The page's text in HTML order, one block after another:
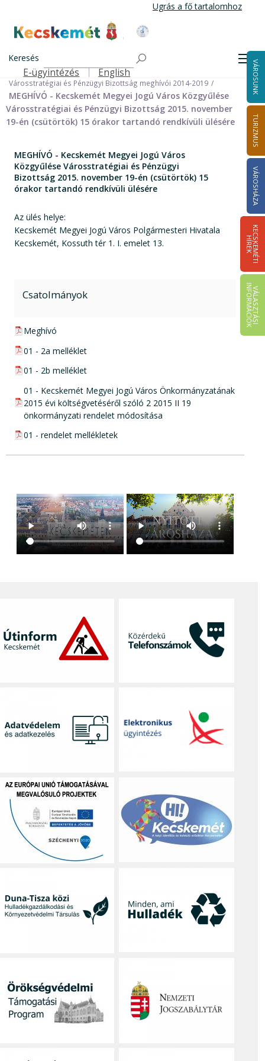
tartalomra
Ugrás a fő tartalomhoz
Kecskemét Város Honlapja
Keresés
Felső navigáció
E-ügyintézés English VÁROSUNK
TURIZMUS
VÁROSHÁZA
K
E
C
S
K
E
M
É
T
I
HÍ
R
E
K
V
Á
L
A
S
Z
T
Á
S
I
IN
F
O
R
M
Á
C
I
Ó
K
Önkormányzat
Bizottságok 2014-2024
Városstratégiai és Pénzügyi Bizottság 2014-2024
Városstratégiai és Pénzügyi Bizottság meghívói 2014-2019
MEGHÍVÓ - Kecskemét Megyei Jogú Város Közgyűlése
Városstratégiai és Pénzügyi Bizottság 2015. november
19-én (csütörtök) 15 órakor tartandó rendkívüli ülésére
MEGHÍVÓ - Kecskemét Megyei Jogú Város
Közgyűlése Városstratégiai és Pénzügyi
Bizottság 2015. november 19-én (csütörtök) 15
órakor tartandó rendkívüli ülésére
Az ülés helye:
Kecskemét Megyei Jogú Város Polgármesteri Hivatala
Kecskemét, Kossuth tér 1. I. emelet 13.
Csatolmányok
pdf csatolmány:
Meghívó
pdf csatolmány:
01 - 2a melléklet
pdf csatolmány:
01 - 2b melléklet
pdf csatolmány:
01 - Kecskemét Megyei Jogú Város Önkormányzatának
2015 évi költségvetéséről szóló 2 2015 II 19
önkormányzati rendelet módosítása
pdf csatolmány:
01 - rendelet mellékletek